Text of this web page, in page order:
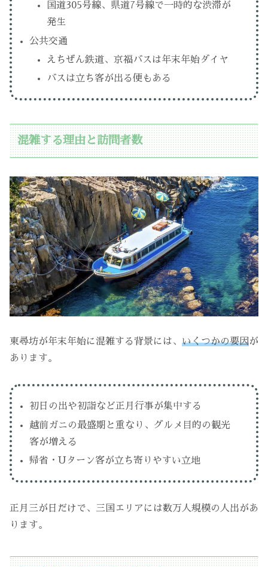
国道305号線、県道7号線で一時的な渋滞が
発生
公共交通
えちぜん鉄道、京福バスは年末年始ダイヤ
バスは立ち客が出る便もある
混雑する理由と訪問者数
東尋坊が年末年始に混雑する背景には、 いくつかの要因が
あります。
初日の出や初詣など正月行事が集中する
越前ガニの最盛期と重なり、グルメ目的の観光
客が増える
帰省・Uターン客が立ち寄りやすい立地
正月三が日だけで、三国エリアには数万人規模の人出があ
ります。